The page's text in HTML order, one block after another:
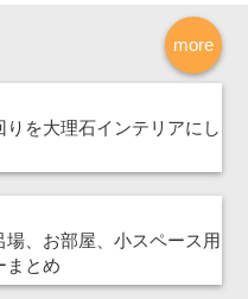
more
を大理石インテリアにし
場、お部屋、小スペース用
まとめ